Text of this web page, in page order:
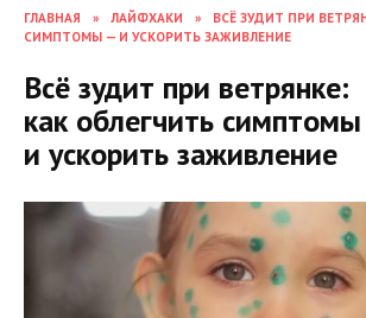
ГЛАВНАЯ » ЛАЙФХАКИ »
ВСЁ ЗУДИТ ПРИ
СИМПТОМЫ — И УСКОРИТЬ ЗАЖИВЛЕНИЕ
Всё зудит при ветрянке:
как облегчить
и ускорить заживление